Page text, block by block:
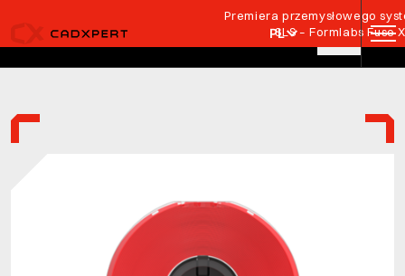
Premiera przemysłowego
SLS – Formlabs Fuse
PL